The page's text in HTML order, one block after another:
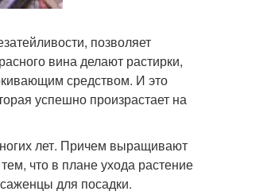
позволяет
вина делают растирки,
средством. И это
успешно произрастает на
лет. Причем выращивают
что в плане ухода растение
для посадки.